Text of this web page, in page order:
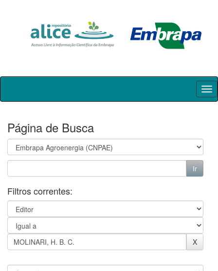
Skip
Página de Busca
Filtros correntes: